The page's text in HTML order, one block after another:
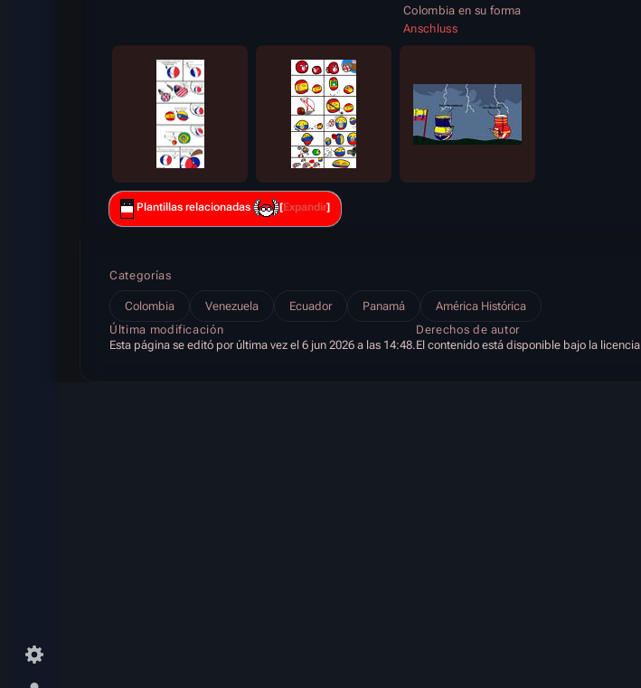
Colombia en su forma
Anschluss
Expandir
Plantillas relacionadas
Categorías
Colombia Venezuela Ecuador Panamá
América Histórica
Última modificación
Esta página se editó por última vez el 6 jun 2026 a las 14:48.
Derechos de autor
El contenido está disponible bajo la licencia